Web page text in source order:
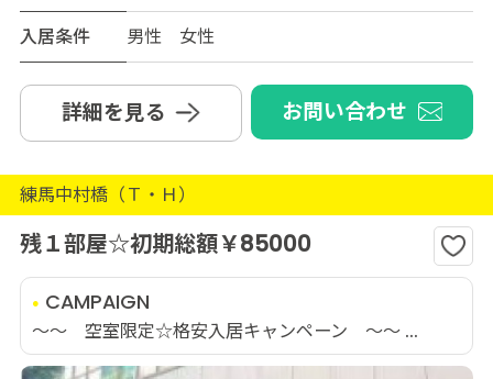
入居条件
男性 女性
詳細を見る お問い合わせ
練馬中村橋（Ｔ・Ｈ）
残１部屋☆初期総額￥85000
CAMPAIGN
～～ 空室限定☆格安入居キャンペーン ～～ ...